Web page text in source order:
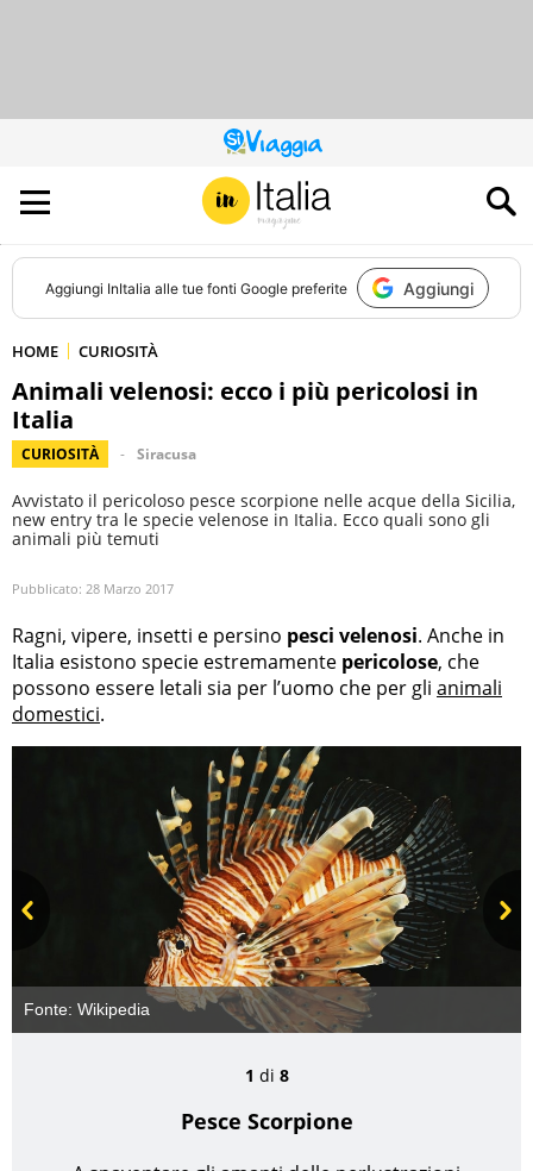
QUESTO
SITO
CONTRIBUISCE
ALL’AUDIENCE
DI
Aggiungi InItalia alle tue fonti Google preferite Aggiungi
HOME CURIOSITÀ
Animali velenosi: ecco i più pericolosi in
Italia
CURIOSITÀ Siracusa
Avvistato il pericoloso pesce scorpione nelle acque della Sicilia,
new entry tra le specie velenose in Italia. Ecco quali sono gli
animali più temuti
Pubblicato: 28 Marzo 2017
Ragni, vipere, insetti e persino pesci velenosi. Anche in
Italia esistono specie estremamente pericolose, che
possono essere letali sia per l’uomo che per gli animali
domestici.
Fonte: Wikipedia
1 di 8
Pesce Scorpione